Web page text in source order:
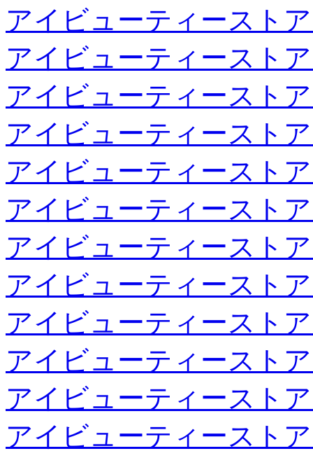
アイビューティースト
アイビューティースト
アイビューティースト
アイビューティースト
アイビューティースト
アイビューティースト
アイビューティースト
アイビューティースト
アイビューティースト
アイビューティースト
アイビューティースト
アイビューティースト